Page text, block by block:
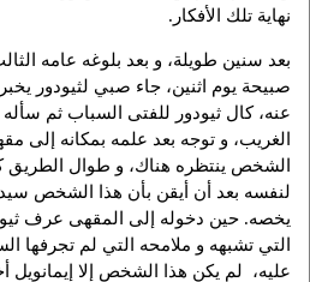
نهاية تلك الأفكار.
بعد سنين طويلة، و بعد بلوغه عامه
صبيحة يوم اثنين، جاء صبي لثيودور
عنه، كال ثيودور للفتى السباب ثم
الغريب، و توجه بعد علمه بمكانه إلى
الشخص ينتظره هناك، و طوال الطريق
لنفسه بعد أن أيقن بأن هذا الشخص
يخصه. حين دخوله إلى المقهى عرف
التي تشبهه و ملامحه التي لم تجرفها
عليه، لم يكن هذا الشخص إلا إيمانويل